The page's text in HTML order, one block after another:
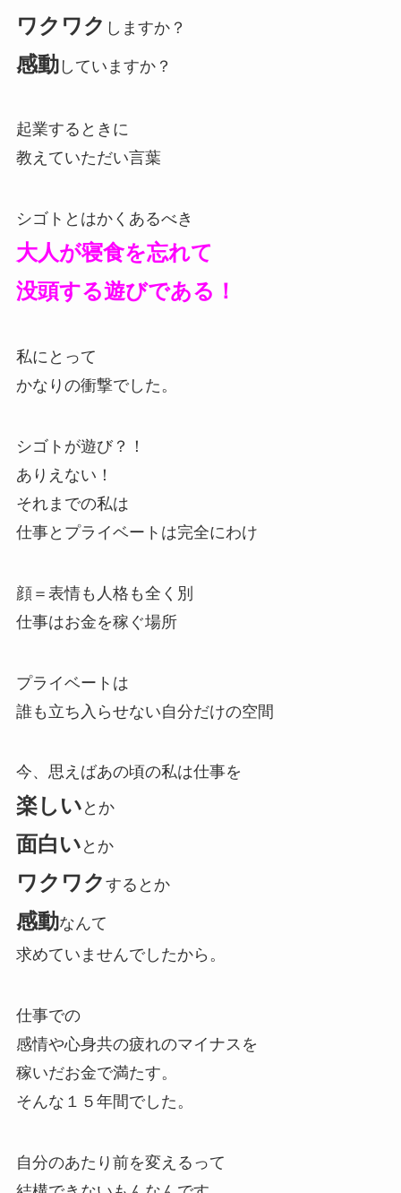
ワクワク しますか？
感動 していますか？
起業するときに
教えていただい言葉
シゴトとはかくあるべき
大人が寝食を忘れて
没頭する遊びである！
私にとって
かなりの衝撃でした。
シゴトが遊び？！
ありえない！
それまでの私は
仕事とプライベートは完全にわけ
顔＝表情も人格も全く別
仕事はお金を稼ぐ場所
プライベートは
誰も立ち入らせない自分だけの空間
今、思えばあの頃の私は仕事を
楽しい とか
面白い とか
ワクワク するとか
感動なんて
求めていませんでしたから。
仕事での
感情や心身共の疲れのマイナスを
稼いだお金で満たす。
そんな１５年間でした。
自分のあたり前を変えるって